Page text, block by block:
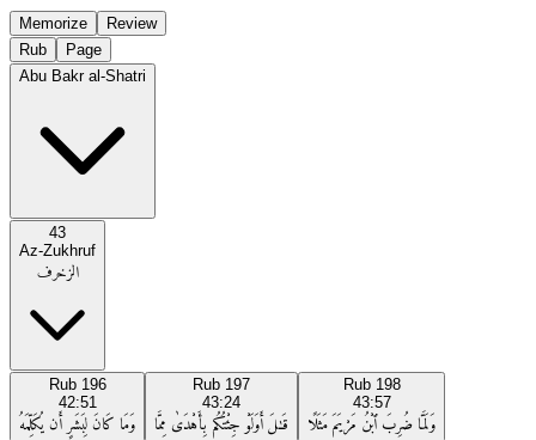
Memorize
Review
Rub
Page
Abu Bakr al-Shatri
43
Az-Zukhruf
الزخرف
Rub 196
42:51
وَمَا كَانَ لِبَشَرٍ أَن يُكَلِّمَهُ
Rub 197
43:24
قَـٰلَ أَوَلَوْ جِئْتُكُم بِأَهْدَىٰ مِمَّا
Rub 198
43:57
وَلَمَّا ضُرِبَ ٱبْنُ مَرْيَمَ مَثَلًا